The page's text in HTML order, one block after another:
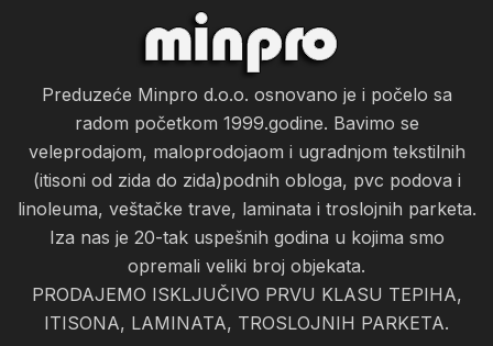
Preduzeće Minpro d.o.o. osnovano je i počelo sa
radom početkom 1999.godine. Bavimo se
veleprodajom, maloprodojaom i ugradnjom tekstilnih
(itisoni od zida do zida)podnih obloga, pvc podova i
linoleuma, veštačke trave, laminata i troslojnih parketa.
Iza nas je 20-tak uspešnih godina u kojima smo
opremali veliki broj objekata.
PRODAJEMO ISKLJUČIVO PRVU KLASU TEPIHA,
ITISONA, LAMINATA, TROSLOJNIH PARKETA.